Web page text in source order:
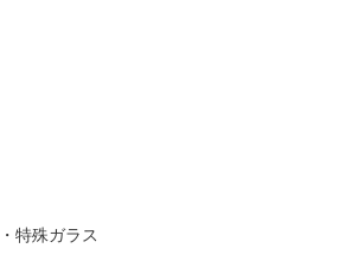
特殊ガラス